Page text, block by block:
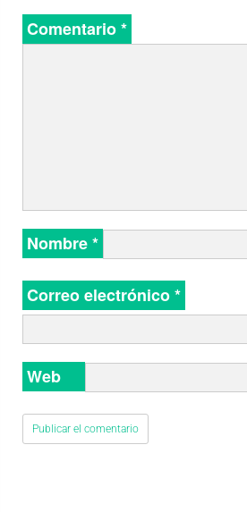
Comentario*
Nombre*
Correo electrónico*
Web